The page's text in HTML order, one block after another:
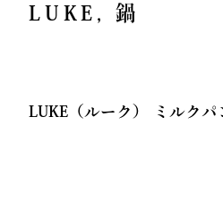
LUKE, 鍋
LUKE（ルーク） ミルク